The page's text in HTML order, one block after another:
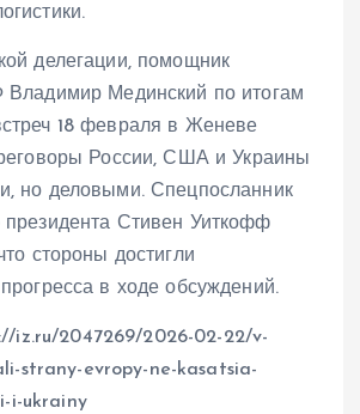
делегации, помощник
Владимир Мединский по итогам
18 февраля в Женеве
России, США и Украины
но деловыми. Спецпосланник
президента Стивен Уиткофф
стороны достигли
прогресса в ходе обсуждений.
iz.ru/2047269/2026-02-22/v-
strany-evropy-ne-kasatsia-
i-ukrainy